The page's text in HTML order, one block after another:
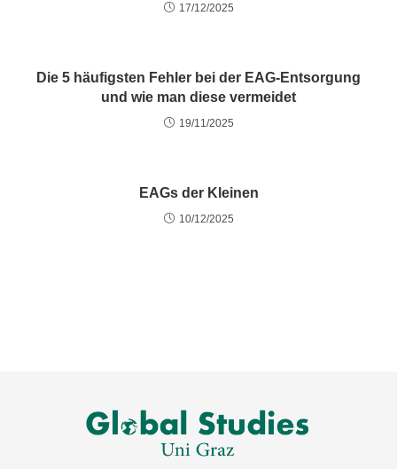
17/12/2025
Die 5 häufigsten Fehler bei der EAG-Entsorgung
und wie man diese vermeidet
19/11/2025
EAGs der Kleinen
10/12/2025